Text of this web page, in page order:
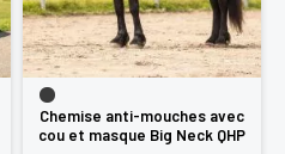
Chemise anti-mouches avec
cou et masque Big Neck QHP